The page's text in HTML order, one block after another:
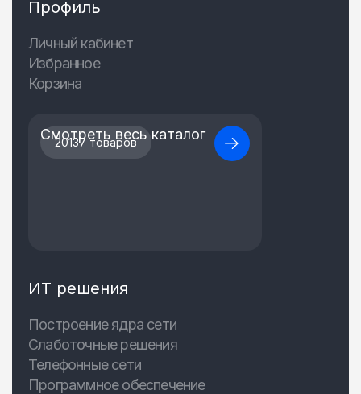
Профиль
Личный кабинет
Избранное
Корзина
20137 товаров
Смотреть весь каталог
ИТ решения
Построение ядра сети
Слаботочные решения
Телефонные сети
Программное обеспечение